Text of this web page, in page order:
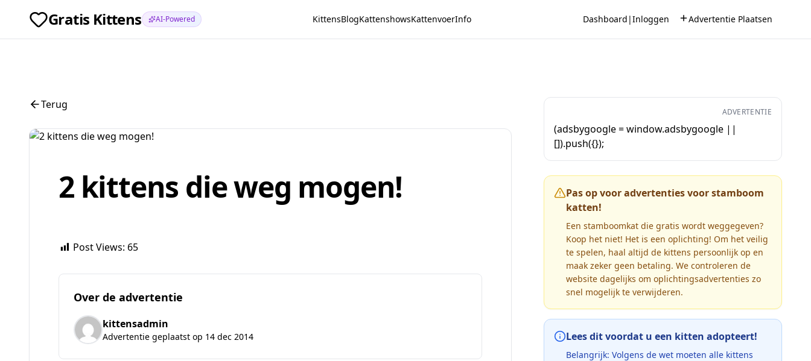
Gratis Kittens AI-Powered KittensBlogKattenshowsKattenvoerInfo Dashboard |Inloggen Advertentie Plaatsen
Terug
2 kittens die weg mogen!
Post Views: 65
Over de advertentie
kittensadmin
Advertentie geplaatst op 14 dec 2014
ADVERTENTIE
(adsbygoogle = window.adsbygoogle ||
[]).push({});
Pas op voor advertenties voor stamboom
katten!
Een stamboomkat die gratis wordt weggegeven?
Koop het niet! Het is een oplichting! Om het veilig
te spelen, haal altijd de kittens persoonlijk op en
maak zeker geen betaling. We controleren de
website dagelijks om oplichtingsadvertenties zo
snel mogelijk te verwijderen.
Lees dit voordat u een kitten adopteert!
Belangrijk: Volgens de wet moeten alle kittens